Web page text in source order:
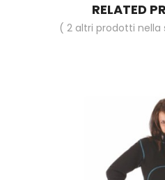
RELATED
( 2 altri prodotti